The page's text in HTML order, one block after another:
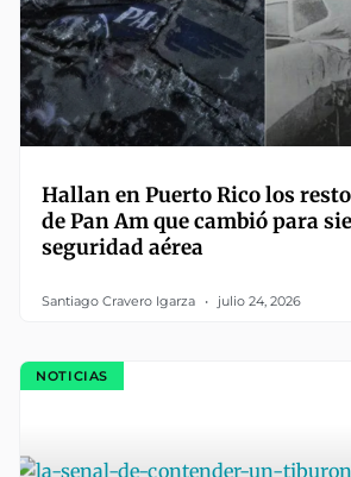
Hallan en Puerto Rico los
de Pan Am que cambió para
seguridad aérea
Santiago Cravero Igarza julio 24, 2026
NOTICIAS